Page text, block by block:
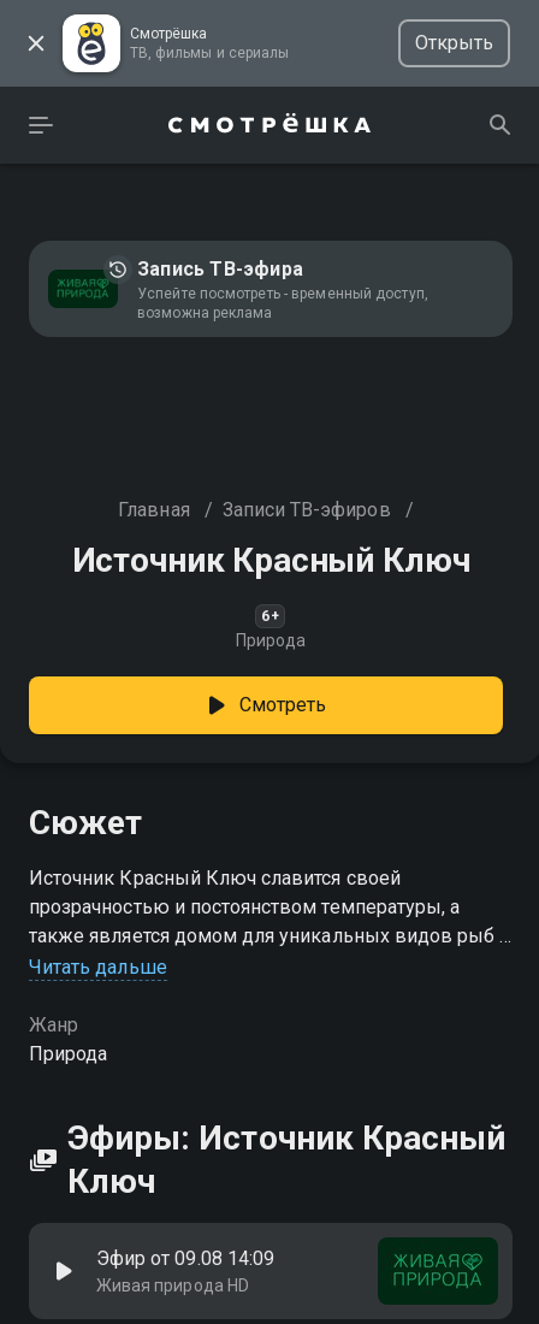
Смотрёшка
ТВ, фильмы и сериалы
Открыть
Запись ТВ-эфира
Успейте посмотреть - временный доступ,
возможна реклама
Главная / Записи ТВ-эфиров /
Источник Красный Ключ
6+
Природа
Смотреть
Сюжет
Источник Красный Ключ славится своей
прозрачностью и постоянством температуры, а
также является домом для уникальных видов рыб и
растений
Читать дальше
Жанр
Природа
Эфиры: Источник Красный
Ключ
Эфир от 09.08 14:09
Живая природа HD